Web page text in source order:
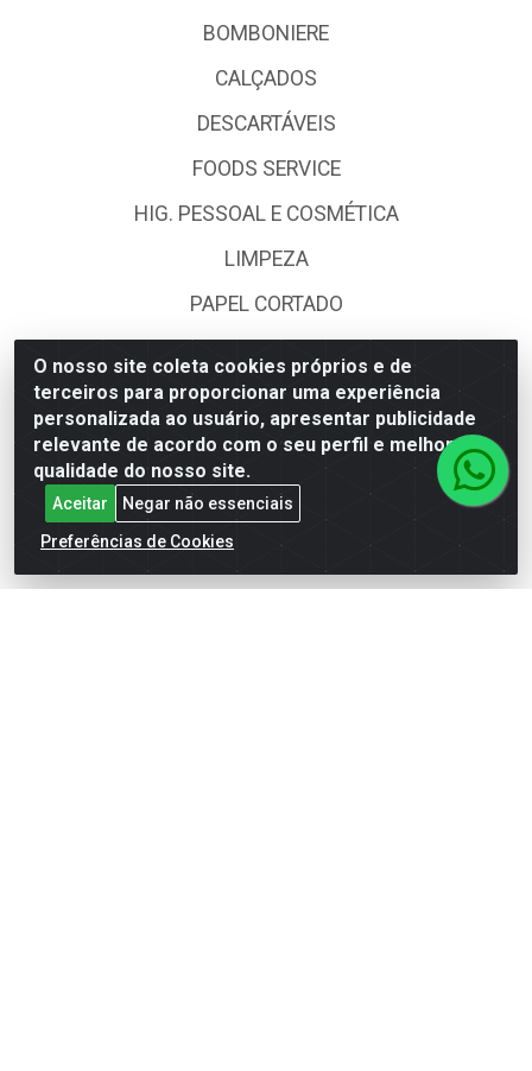
O nosso site coleta cookies próprios e de
terceiros para proporcionar uma experiência
personalizada ao usuário, apresentar publicidade
relevante de acordo com o seu perfil e melhorar a
qualidade do nosso site.
Aceitar
Negar não essenciais
Preferências de Cookies
BOMBONIERE
CALÇADOS
DESCARTÁVEIS
FOODS SERVICE
HIG. PESSOAL E COSMÉTICA
LIMPEZA
PAPEL CORTADO
UTILIDADES DOMÉSTICAS
Fale Conosco
(62) 4014-4700
suporte@goiasatacado.com.br